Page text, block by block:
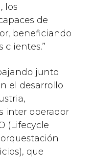
los
de
beneficiando
clientes.”
junto
el desarrollo
inter operador
(Lifecycle
que